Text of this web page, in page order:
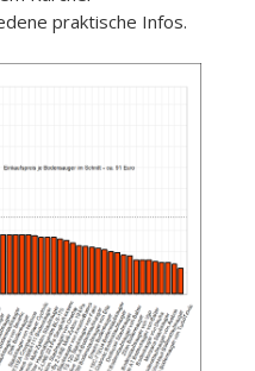
praktische Infos.